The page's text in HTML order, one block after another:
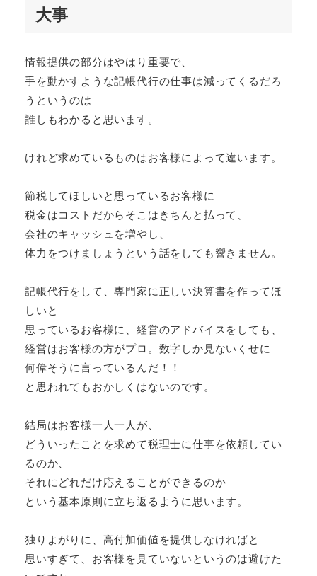
大事
情報提供の部分はやはり重要で、
手を動かすような記帳代行の仕事は減ってくるだろ
うというのは
誰しもわかると思います。
けれど求めているものはお客様によって違います。
節税してほしいと思っているお客様に
税金はコストだからそこはきちんと払って、
会社のキャッシュを増やし、
体力をつけましょうという話をしても響きません。
記帳代行をして、専門家に正しい決算書を作ってほ
しいと
思っているお客様に、経営のアドバイスをしても、
経営はお客様の方がプロ。数字しか見ないくせに
何偉そうに言っているんだ！！
と思われてもおかしくはないのです。
結局はお客様一人一人が、
どういったことを求めて税理士に仕事を依頼してい
るのか、
それにどれだけ応えることができるのか
という基本原則に立ち返るように思います。
独りよがりに、高付加価値を提供しなければと
思いすぎて、お客様を見ていないというのは避けた